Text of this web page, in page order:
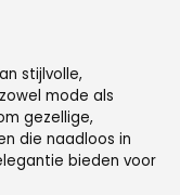
stijlvolle,
mode als
gezellige,
die naadloos in
bieden voor